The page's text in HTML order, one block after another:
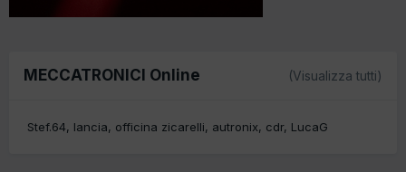
MECCATRONICI Online (Visualizza tutti)
Stef.64 lancia officina zicarelli autronix cdr LucaG